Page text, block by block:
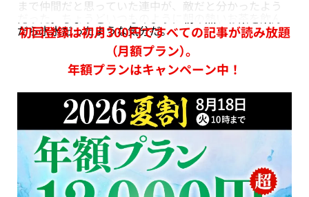
まで仲間だと思っていた連中が、敵だと分かったよう
だら氷水だったような気分だ。
初回登録は初月300円ですべての記事が読み放題
（月額プラン）。
年額プランはキャンペーン中！